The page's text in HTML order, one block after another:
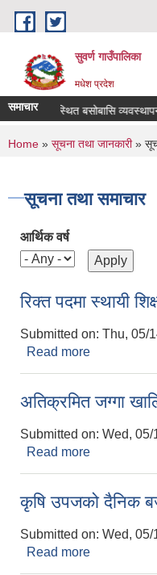
Skip to main content
सुवर्ण गाउँपालिका
मधेश प्रदेश
समाचार
र अव्यवस्थित बसोबासि
You are here
Home » सूचना तथा जानकारी»
सूचना तथा समाचार
आर्थिक वर्ष
रिक्त पदमा स्थायी
Submitted on: Thu, 05/
Read more
अतिक्रमित जग्गा
Submitted on: Wed, 05/
Read more
कृषि उपजको दैनिक
Submitted on: Wed, 05/
Read more